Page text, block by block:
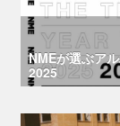
NMEが選ぶア
2025